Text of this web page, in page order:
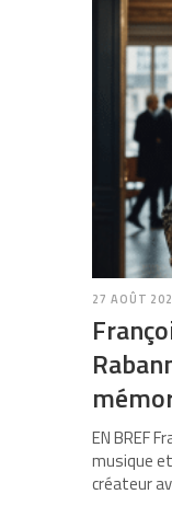
27 AOÛT
EN BREF
musique
créateur